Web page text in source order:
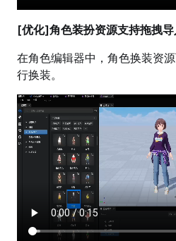
[优化]角色装扮资源支持拖拽
在角色编辑器中，角色换装资
行换装。